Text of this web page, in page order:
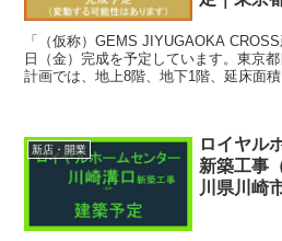
「（仮称）GEMS JIYUGAOKA
日（金）完成を予定しています。東京都
計画では、地上8階、地下1階、延床面
新店・開業
ロイヤル
新築工事
川県川崎